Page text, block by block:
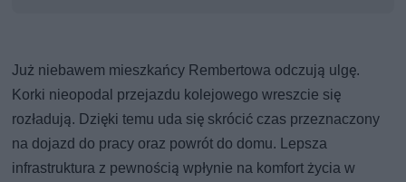
Już niebawem mieszkańcy Rembertowa odczują ulgę.
Korki nieopodal przejazdu kolejowego wreszcie się
rozładują. Dzięki temu uda się skrócić czas przeznaczony
na dojazd do pracy oraz powrót do domu. Lepsza
infrastruktura z pewnością wpłynie na komfort życia w